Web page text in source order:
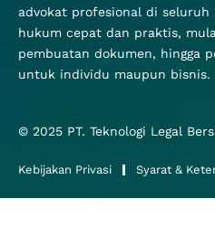
advokat profesional di seluruh
hukum cepat dan praktis,
pembuatan dokumen, hingga
untuk individu maupun bisnis.
© 2025 PT. Teknologi Legal
Kebijakan Privasi Syarat &